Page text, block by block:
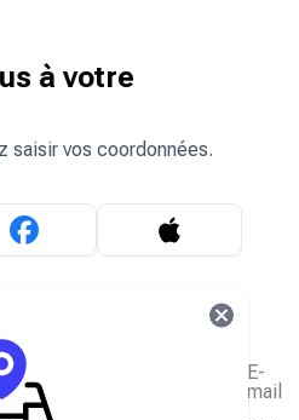
à votre
saisir vos coordonnées.
E-
mail